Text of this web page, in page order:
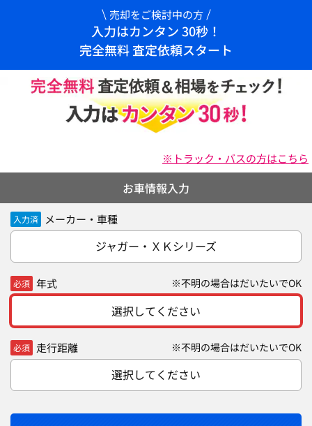
売却をご検討中の方
入力はカンタン 30秒！
完全無料 査定依頼スタート
※トラック・バスの方はこちら
お車情報入力
入力済 メーカー・車種
ジャガー・ＸＫシリーズ
必須 年式 ※不明の場合はだいたいでOK
選択してください
必須 走行距離 ※不明の場合はだいたいでOK
選択してください